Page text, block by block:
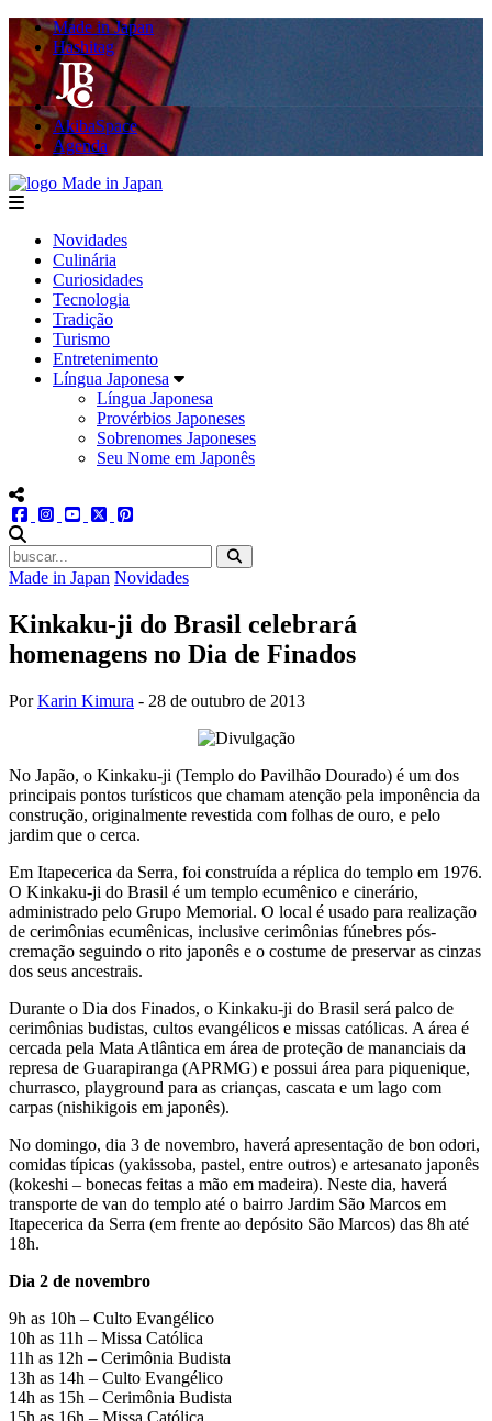
Made in Japan
Hashitag
AkibaSpace
Agenda
menu
Novidades
Culinária
Curiosidades
Tecnologia
Tradição
Turismo
Entretenimento
Língua Japonesa
Língua Japonesa
Provérbios Japoneses
Sobrenomes Japoneses
Seu Nome em Japonês
menu redes social
facebookinstagram
youtube
twitter
Made in Japan Novidades
Kinkaku-ji do Brasil celebrará
homenagens no Dia de Finados
PorKarin Kimura - 28 de outubro de 2013
No Japão, o Kinkaku-ji (Templo do Pavilhão Dourado) é um dos
principais pontos turísticos que chamam atenção pela imponência da
construção, originalmente revestida com folhas de ouro, e pelo
jardim que o cerca.
Em Itapecerica da Serra, foi construída a réplica do templo em 1976.
O Kinkaku-ji do Brasil é um templo ecumênico e cinerário,
administrado pelo Grupo Memorial. O local é usado para realização
de cerimônias ecumênicas, inclusive cerimônias fúnebres pós-
cremação seguindo o rito japonês e o costume de preservar as cinzas
dos seus ancestrais.
Durante o Dia dos Finados, o Kinkaku-ji do Brasil será palco de
cerimônias budistas, cultos evangélicos e missas católicas. A área é
cercada pela Mata Atlântica em área de proteção de mananciais da
represa de Guarapiranga (APRMG) e possui área para piquenique,
churrasco, playground para as crianças, cascata e um lago com
carpas (nishikigois em japonês).
No domingo, dia 3 de novembro, haverá apresentação de bon odori,
comidas típicas (yakissoba, pastel, entre outros) e artesanato japonês
(kokeshi – bonecas feitas a mão em madeira). Neste dia, haverá
transporte de van do templo até o bairro Jardim São Marcos em
Itapecerica da Serra (em frente ao depósito São Marcos) das 8h até
18h.
Dia 2 de novembro
9h as 10h – Culto Evangélico
10h as 11h – Missa Católica
11h as 12h – Cerimônia Budista
13h as 14h – Culto Evangélico
14h as 15h – Cerimônia Budista
15h as 16h – Missa Católica